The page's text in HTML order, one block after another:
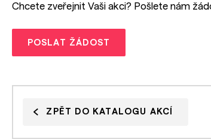
Chcete zveřejnit Vaši akci? Pošlete nám
POSLAT ŽÁDOST
ZPĚT DO KATALOGU AKCÍ